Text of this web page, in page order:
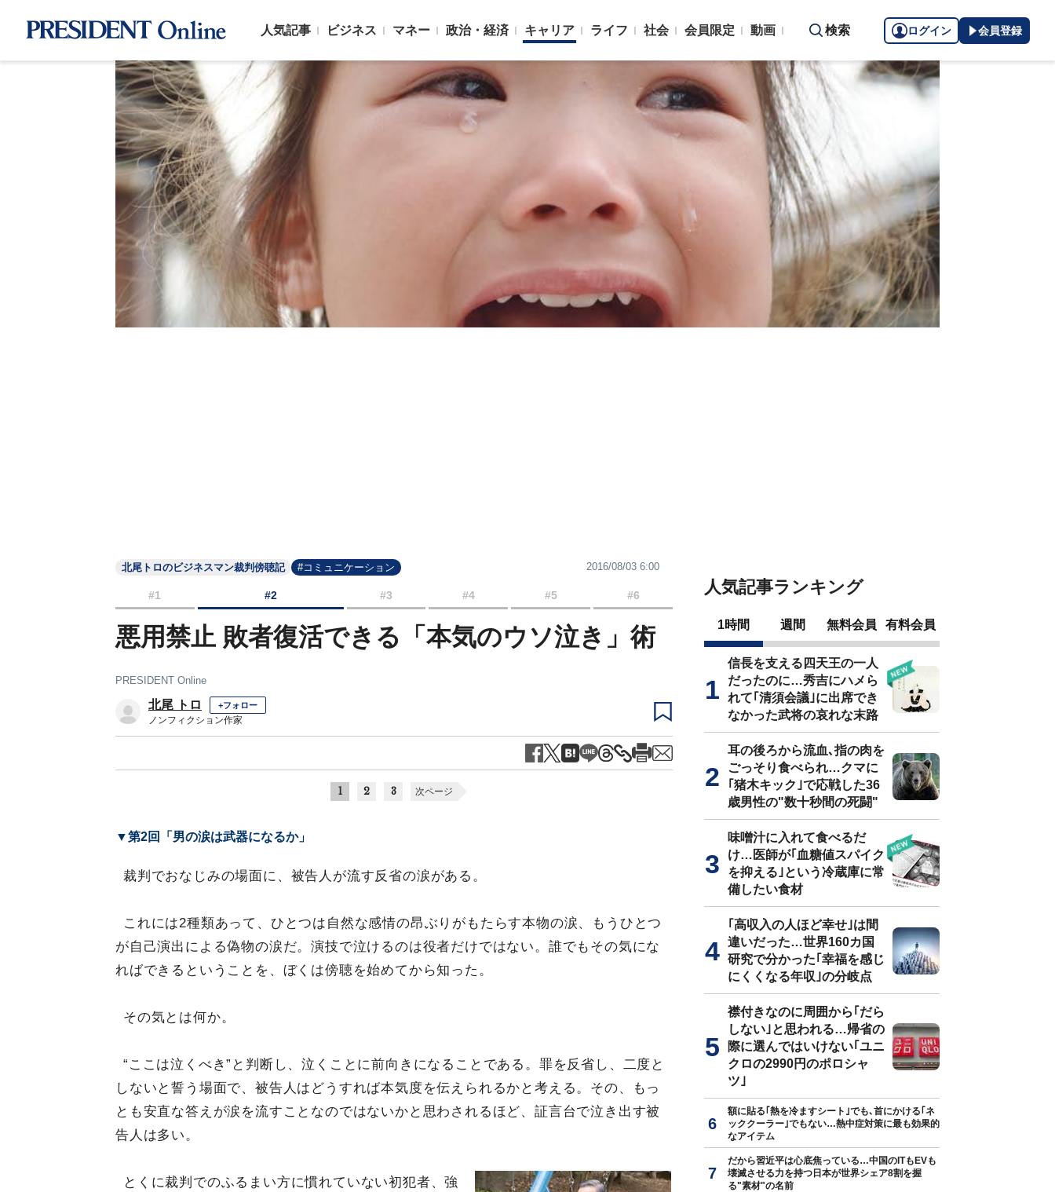
人気記事 ビジネス マネー 政治・経済 キャリア ライフ 社会 会員限定 動画 検索 ログイン 会員登録
北尾トロのビジネスマン裁判傍聴記 #コミュニケーション 2016/08/03 6:00
#1 #2 #3 #4 #5 #6
悪用禁止 敗者復活できる「本気のウソ泣き」術
PRESIDENT Online
北尾 トロ +フォロー
ノンフィクション作家
1 2 3 次ページ
▼第2回「男の涙は武器になるか」
裁判でおなじみの場面に、被告人が流す反省の涙がある。
これには2種類あって、ひとつは自然な感情の昂ぶりがもたらす本物の涙、もうひとつ
が自己演出による偽物の涙だ。演技で泣けるのは役者だけではない。誰でもその気にな
ればできるということを、ぼくは傍聴を始めてから知った。
その気とは何か。
“ここは泣くべき”と判断し、泣くことに前向きになることである。罪を反省し、二度と
しないと誓う場面で、被告人はどうすれば本気度を伝えられるかと考える。その、もっ
とも安直な答えが涙を流すことなのではないかと思わされるほど、証言台で泣き出す被
告人は多い。
とくに裁判でのふるまい方に慣れていない初犯者、強
人気記事ランキング
1時間 週間 無料会員 有料会員
信長を支える四天王の一人
だったのに…秀吉にハメら
れて｢清須会議｣に出席でき
なかった武将の哀れな末路
耳の後ろから流血､指の肉を
ごっそり食べられ…クマに
｢猪木キック｣で応戦した36
歳男性の"数十秒間の死闘"
味噌汁に入れて食べるだ
け…医師が｢血糖値スパイク
を抑える｣という冷蔵庫に常
備したい食材
｢高収入の人ほど幸せ｣は間
違いだった…世界160カ国
研究で分かった｢幸福を感じ
にくくなる年収｣の分岐点
襟付きなのに周囲から｢だら
しない｣と思われる…帰省の
際に選んではいけない｢ユニ
クロの2990円のポロシャ
ツ｣
額に貼る｢熱を冷ますシート｣でも､首にかける｢ネ
ッククーラー｣でもない…熱中症対策に最も効果的
なアイテム
だから習近平は心底焦っている…中国のITもEVも
壊滅させる力を持つ日本が世界シェア8割を握
る"素材"の名前